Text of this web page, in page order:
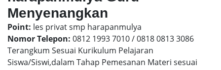
Menyenangkan
Point: les privat smp harapanmulya
Nomor Telepon: 0812 1993 7010 / 0818 0813 3086
Terangkum Sesuai Kurikulum Pelajaran
Siswa/Siswi,dalam Tahap Pemesanan Materi sesuai